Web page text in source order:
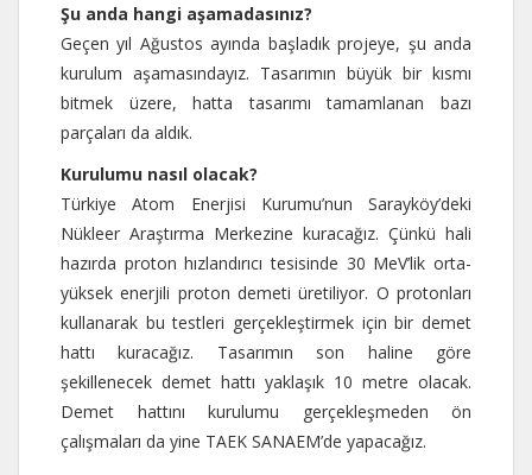
Şu anda hangi aşamadasınız?
Geçen yıl Ağustos ayında başladık projeye, şu anda
kurulum aşamasındayız. Tasarımın büyük bir kısmı
bitmek üzere, hatta tasarımı tamamlanan bazı
parçaları da aldık.
Kurulumu nasıl olacak?
Türkiye Atom Enerjisi Kurumu’nun Sarayköy’deki
Nükleer Araştırma Merkezine kuracağız. Çünkü hali
hazırda proton hızlandırıcı tesisinde 30 MeV’lik orta-
yüksek enerjili proton demeti üretiliyor. O protonları
kullanarak bu testleri gerçekleştirmek için bir demet
hattı kuracağız. Tasarımın son haline göre
şekillenecek demet hattı yaklaşık 10 metre olacak.
Demet hattını kurulumu gerçekleşmeden ön
çalışmaları da yine TAEK SANAEM’de yapacağız.